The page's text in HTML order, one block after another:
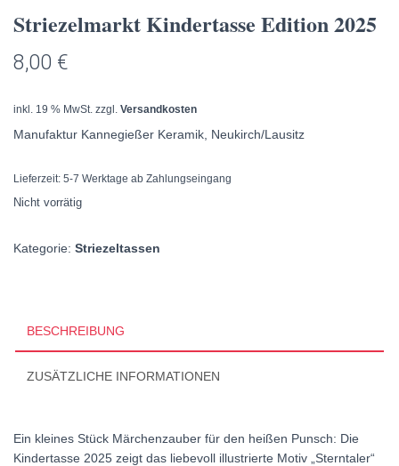
Striezelmarkt Kindertasse Edition 2025
8,00 €
inkl. 19 % MwSt. zzgl. Versandkosten
Manufaktur Kannegießer Keramik, Neukirch/Lausitz
Lieferzeit: 5-7 Werktage ab Zahlungseingang
Nicht vorrätig
Kategorie: Striezeltassen
BESCHREIBUNG
ZUSÄTZLICHE INFORMATIONEN
Ein kleines Stück Märchenzauber für den heißen Punsch: Die
Kindertasse 2025 zeigt das liebevoll illustrierte Motiv „Sterntaler“